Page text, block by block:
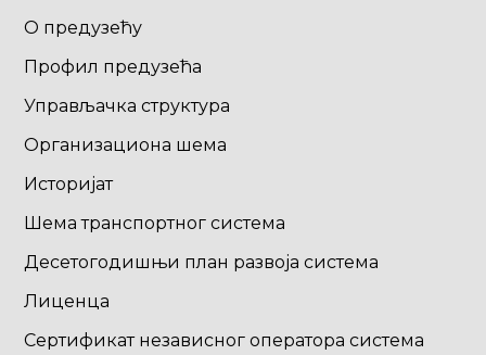
О предузећу
Профил предузећа
Управљачка структура
Организациона шема
Историјат
Шема транспортног система
Десетогодишњи план развоја система
Лиценца
Сертификат независног оператора система